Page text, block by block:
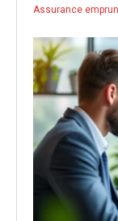
Assurance